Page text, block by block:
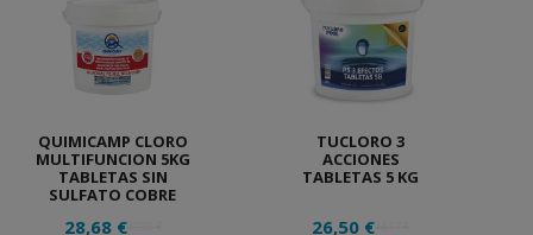
QUIMICAMP CLORO
MULTIFUNCION 5KG
TABLETAS SIN
SULFATO COBRE
28,68 €47,80 €
TUCLORO 3
ACCIONES
TABLETAS 5 KG
26,50 €